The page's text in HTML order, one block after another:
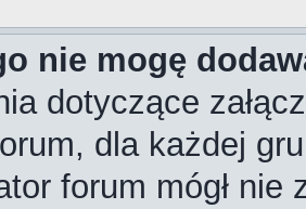
nie mogę
dotyczące
dla każdej
forum mógł nie